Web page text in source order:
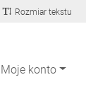
Rozmiar tekstu
Moje konto